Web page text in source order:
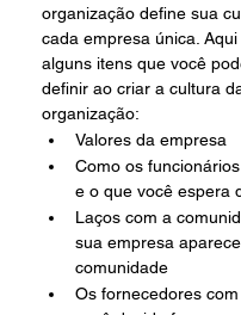
organização define sua
cada empresa única.
alguns itens que você
definir ao criar a cultura
organização:
Valores da empresa
Como os
e o que você espera
Laços com a
sua empresa
comunidade
Os fornecedores